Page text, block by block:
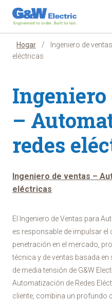
Saltar
contenido
Hogar /
Ingeniero de
eléctricas
Ingeniero
–
redes
Ingeniero de ventas –
eléctricas
El Ingeniero de Ventas para
es responsable de impulsar
penetración en el mercado,
técnica y de ventas basada
de media tensión de G&W
Automatización de Redes
cliente, combina un profundo